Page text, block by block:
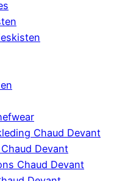
Chaud Devant
Devant
Chaud Devant